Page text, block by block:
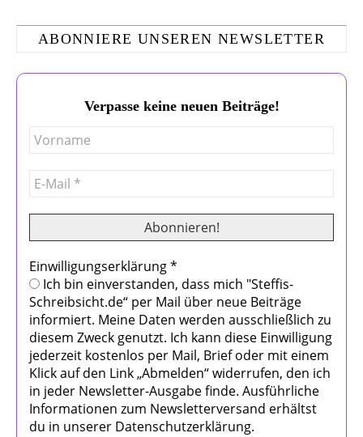
ABONNIERE UNSEREN NEWSLETTER
Verpasse keine neuen Beiträge!
Einwilligungserklärung*
Ich bin einverstanden, dass mich "Steffis-
Schreibsicht.de“ per Mail über neue Beiträge
informiert. Meine Daten werden ausschließlich zu
diesem Zweck genutzt. Ich kann diese Einwilligung
jederzeit kostenlos per Mail, Brief oder mit einem
Klick auf den Link „Abmelden“ widerrufen, den ich
in jeder Newsletter-Ausgabe finde. Ausführliche
Informationen zum Newsletterversand erhältst
du in unserer Datenschutzerklärung.